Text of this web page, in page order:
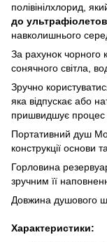
полівінілхлорид,
до
навколишнього
За рахунок чорного
сонячного світла,
Зручно
яка відпускає або
пришвидшує процес
Портативний душ
конструкції основи
Горловина
зручним її
Довжина душового
Характеристики: